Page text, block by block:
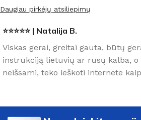
Daugiau pirkėjų atsiliepimų
⭐⭐⭐⭐⭐ | Natalija B.
Viskas gerai, greitai gauta, būtų
instrukciją lietuvių ar rusų kalba, o
neišsami, teko ieškoti internete